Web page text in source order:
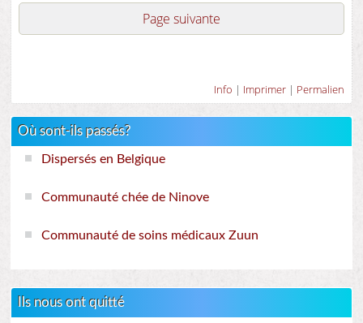
Page suivante
Info | Imprimer | Permalien
Où sont-ils passés?
Dispersés en Belgique
Communauté chée de Ninove
Communauté de soins médicaux Zuun
Ils nous ont quitté